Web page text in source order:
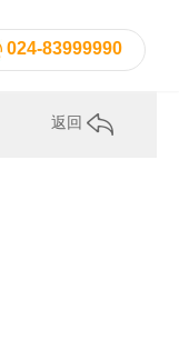
024-83999990
返回